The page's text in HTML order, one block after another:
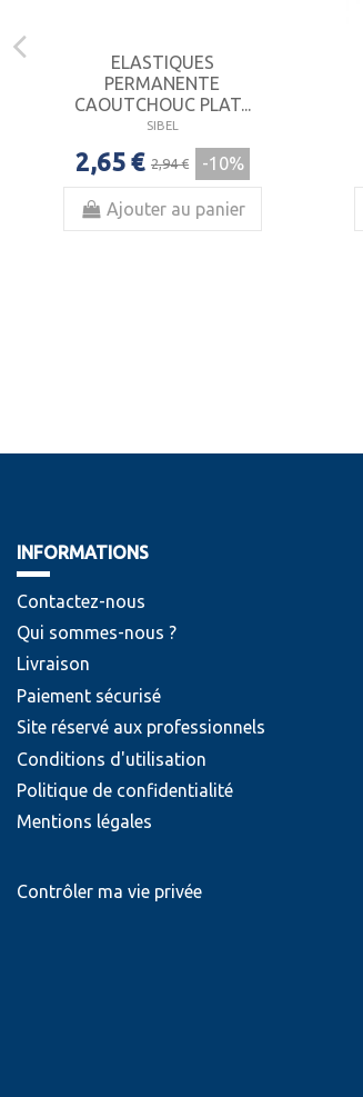
ELASTIQUES
PERMANENTE
CAOUTCHOUC PLAT...
SIBEL
2,65 € 2,94 € -10%
Ajouter au panier
INFORMATIONS
Contactez-nous
Qui sommes-nous ?
Livraison
Paiement sécurisé
Site réservé aux professionnels
Conditions d'utilisation
Politique de confidentialité
Mentions légales
Contrôler ma vie privée